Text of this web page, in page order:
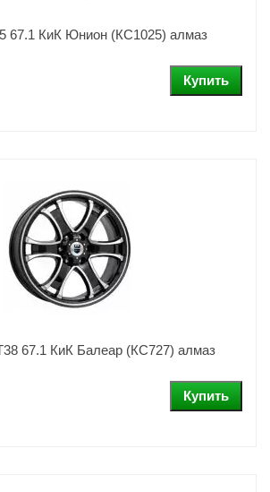
67.1 КиК Юнион (КС1025) алмаз
67.1 КиК Балеар (КС727) алмаз